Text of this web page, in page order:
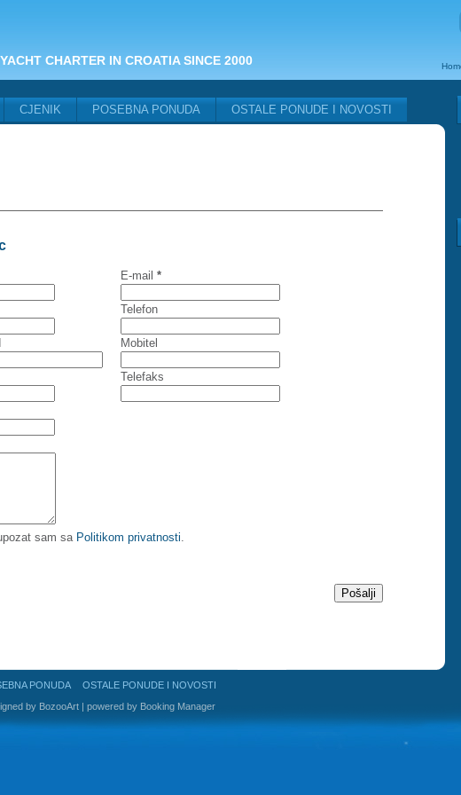
YACHT CHARTER IN CROATIA SINCE 2000
CJENIK POSEBNA PONUDA OSTALE PONUDE I NOVOSTI
E-mail *
Telefon
Mobitel
Telefaks
sam sa Politikom privatnosti.
Pošalji
PONUDA
OSTALE PONUDE I NOVOSTI
by BozooArt | powered by Booking Manager